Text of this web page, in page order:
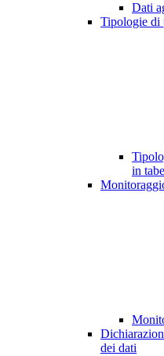
Dati
Tipologie di
in
dei dati